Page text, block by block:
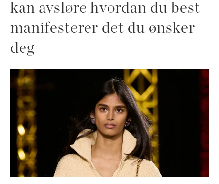
kan avsløre hvordan du best
manifesterer det du ønsker
deg